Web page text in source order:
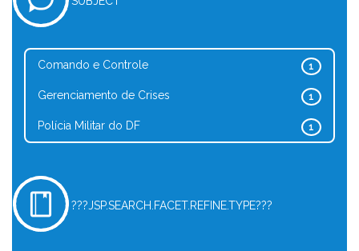
1
Comando e Controle
1
Gerenciamento de Crises
1
Polícia Militar do DF
???JSP.SEARCH.FACET.REFINE.TYPE???